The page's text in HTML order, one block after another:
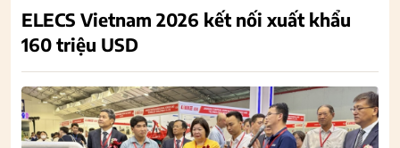
ELECS Vietnam 2026 kết nối xuất khẩu
160 triệu USD